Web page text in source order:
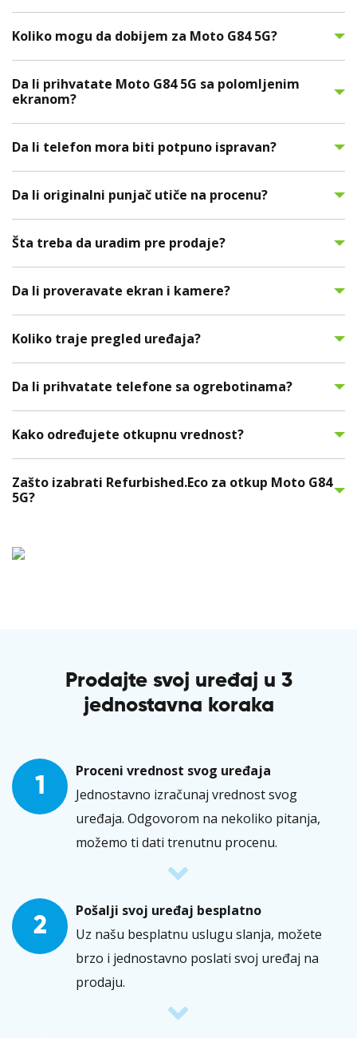
Koliko mogu da dobijem za Moto G84 5G?
Da li prihvatate Moto G84 5G sa polomljenim
ekranom?
Da li telefon mora biti potpuno ispravan?
Da li originalni punjač utiče na procenu?
Šta treba da uradim pre prodaje?
Da li proveravate ekran i kamere?
Koliko traje pregled uređaja?
Da li prihvatate telefone sa ogrebotinama?
Kako određujete otkupnu vrednost?
Zašto izabrati Refurbished.Eco za otkup Moto G84
5G?
Prodajte svoj uređaj u 3
jednostavna koraka
1
Proceni vrednost svog uređaja
Jednostavno izračunaj vrednost svog
uređaja. Odgovorom na nekoliko pitanja,
možemo ti dati trenutnu procenu.
2
Pošalji svoj uređaj besplatno
Uz našu besplatnu uslugu slanja, možete
brzo i jednostavno poslati svoj uređaj na
prodaju.